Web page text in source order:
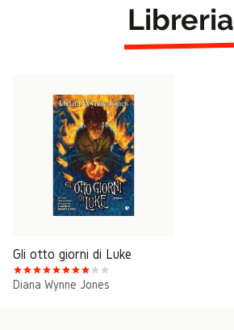
Libreria
Gli otto giorni di Luke
Diana Wynne Jones